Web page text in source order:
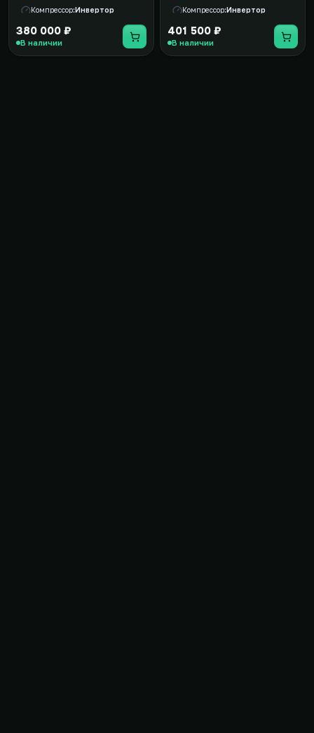
Компрессор Инвертор
380 000 ₽
В наличии
Компрессор Инвертор
401 500 ₽
В наличии